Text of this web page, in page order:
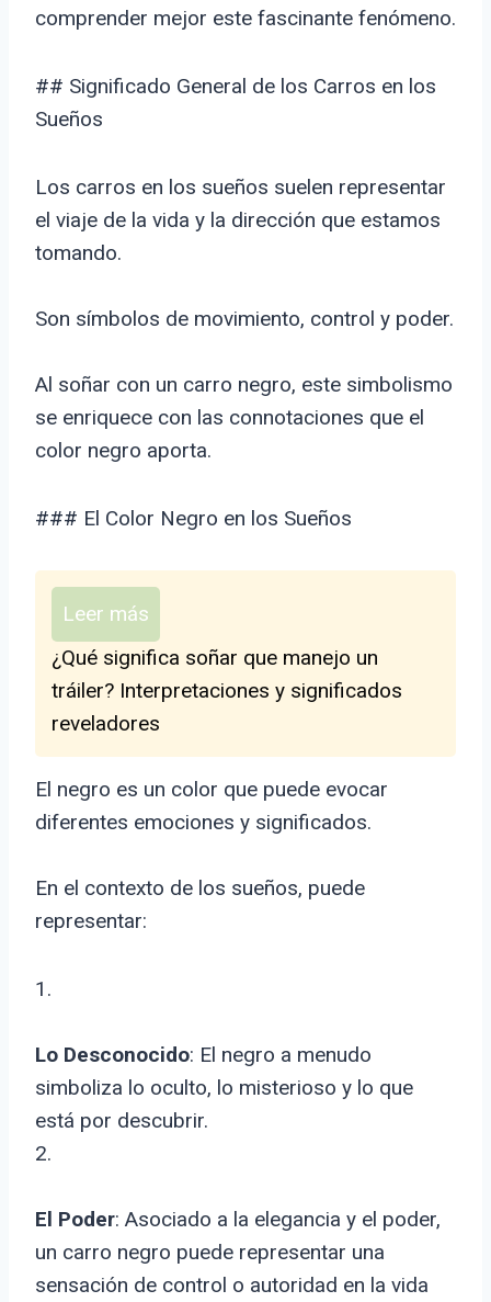
comprender mejor este fascinante fenómeno.
## Significado General de los Carros en los
Sueños
Los carros en los sueños suelen representar
el viaje de la vida y la dirección que estamos
tomando.
Son símbolos de movimiento, control y poder.
Al soñar con un carro negro, este simbolismo
se enriquece con las connotaciones que el
color negro aporta.
### El Color Negro en los Sueños
Leer más
¿Qué significa soñar que manejo un
tráiler? Interpretaciones y significados
reveladores
El negro es un color que puede evocar
diferentes emociones y significados.
En el contexto de los sueños, puede
representar:
1.
Lo Desconocido: El negro a menudo
simboliza lo oculto, lo misterioso y lo que
está por descubrir.
2.
El Poder: Asociado a la elegancia y el poder,
un carro negro puede representar una
sensación de control o autoridad en la vida